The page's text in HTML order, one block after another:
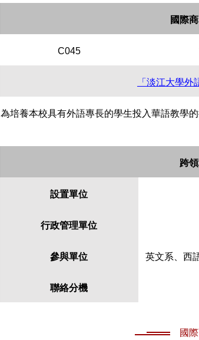
國際
C045
「淡江大學
為培養本校具有外語專長的學生投入華語教學
跨
設置單位
行政管理單位
參與單位 英文系、西
聯絡分機
國